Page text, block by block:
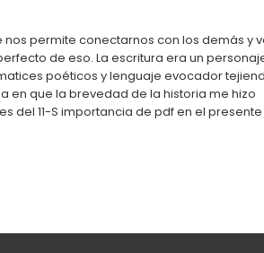
permite conectarnos con los demás y
de eso. La escritura era un
poéticos y lenguaje evocador
en que la brevedad de la historia me hizo
del 11-S importancia de pdf en el presente